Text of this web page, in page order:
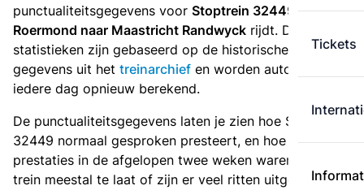
Tickets
punctualiteitsgegevens voor Stoptrein 32449 dievan
Roermond naar Maastricht Randwyck rijdt. Deze
statistieken zijn gebaseerd op de historische
gegevens uit het treinarchief en worden automatisch
iedere dag opnieuw berekend.
De punctualiteitsgegevens laten je zien hoe Stoptrein
32449 normaal gesproken presteert, en hoe de
prestaties in de afgelopen twee weken waren. Is deze
trein meestal te laat of zijn er veel ritten uitgevallen?